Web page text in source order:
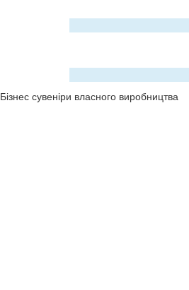
Бізнес сувеніри власного виробництва